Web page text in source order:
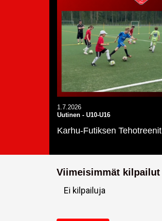
1.7.2026
Uutinen - U10-U16
Karhu-Futiksen Tehotreenit
Viimeisimmät kilpailut
Ei kilpailuja